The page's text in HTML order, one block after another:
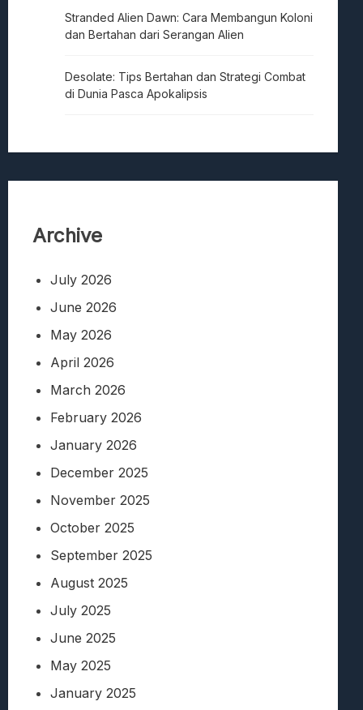
Stranded Alien Dawn: Cara Membangun Koloni
dan Bertahan dari Serangan Alien
Desolate: Tips Bertahan dan Strategi Combat
di Dunia Pasca Apokalipsis
Archive
July 2026
June 2026
May 2026
April 2026
March 2026
February 2026
January 2026
December 2025
November 2025
October 2025
September 2025
August 2025
July 2025
June 2025
May 2025
January 2025